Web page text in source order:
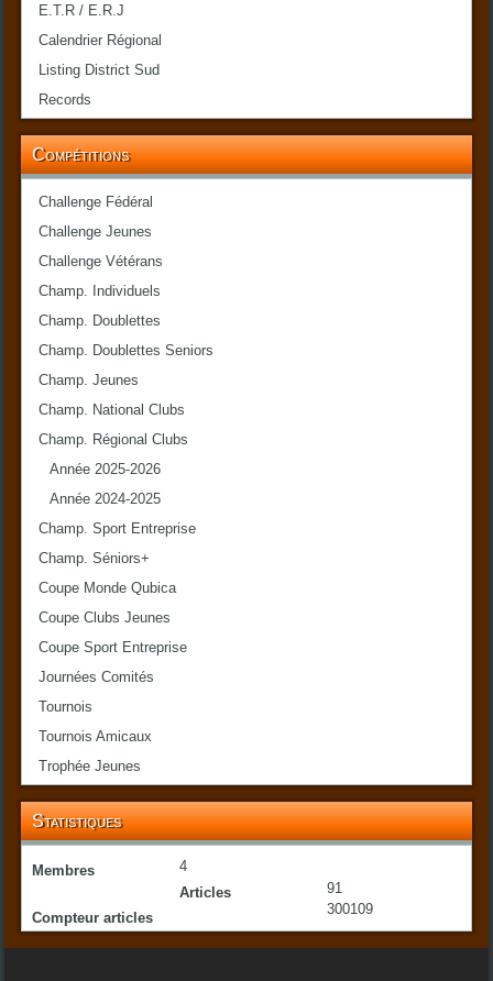
E.T.R / E.R.J
Calendrier Régional
Listing District Sud
Records
Compétitions
Challenge Fédéral
Challenge Jeunes
Challenge Vétérans
Champ. Individuels
Champ. Doublettes
Champ. Doublettes Seniors
Champ. Jeunes
Champ. National Clubs
Champ. Régional Clubs
Année 2025-2026
Année 2024-2025
Champ. Sport Entreprise
Champ. Séniors+
Coupe Monde Qubica
Coupe Clubs Jeunes
Coupe Sport Entreprise
Journées Comités
Tournois
Tournois Amicaux
Trophée Jeunes
Statistiques
Membres
4
Articles
91
Compteur articles
300109